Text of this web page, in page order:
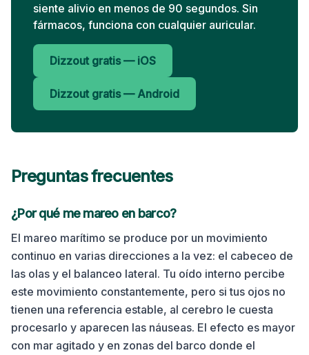
siente alivio en menos de 90 segundos. Sin
fármacos, funciona con cualquier auricular.
Dizzout gratis — iOS
Dizzout gratis — Android
Preguntas frecuentes
¿Por qué me mareo en barco?
El mareo marítimo se produce por un movimiento
continuo en varias direcciones a la vez: el cabeceo de
las olas y el balanceo lateral. Tu oído interno percibe
este movimiento constantemente, pero si tus ojos no
tienen una referencia estable, al cerebro le cuesta
procesarlo y aparecen las náuseas. El efecto es mayor
con mar agitado y en zonas del barco donde el